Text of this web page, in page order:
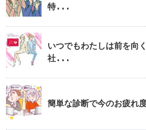
特...
いつでもわたしは前を向
社...
簡単な診断で今のお疲れ